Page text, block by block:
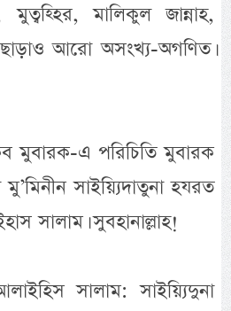
মুত্বহ্হির, মালিকুল জান্নাহ,
আরো অসংখ্য-অগণিত।
মুবারক-এ পরিচিতি মুবারক
সাইয়্যিদাতুনা হযরত
সালাম। সুবহানাল্লাহ!
সালাম: সাইয়্যিদুনা